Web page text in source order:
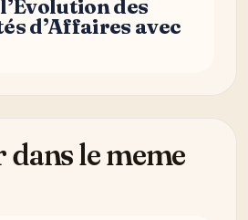
des
d’Affaires avec
le meme